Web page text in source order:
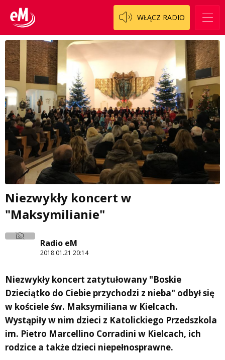
WŁĄCZ RADIO
Niezwykły koncert w
"Maksymilianie"
Radio eM
2018.01.21 20:14
Niezwykły koncert zatytułowany "Boskie
Dzieciątko do Ciebie przychodzi z nieba" odbył się
w kościele św. Maksymiliana w Kielcach.
Wystąpiły w nim dzieci z Katolickiego Przedszkola
im. Pietro Marcellino Corradini w Kielcach, ich
rodzice a także dzieci niepełnosprawne.